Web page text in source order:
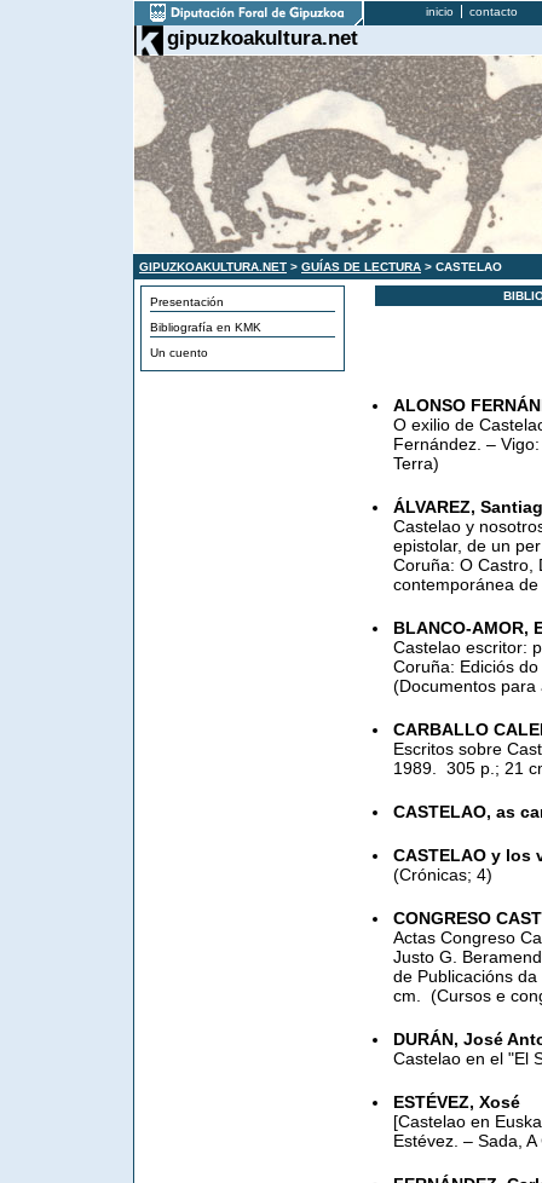
inicio contacto
gipuzkoakultura.net
GIPUZKOAKULTURA.NET > GUÍAS DE LECTURA > CASTELAO
Presentación
Bibliografía en KMK
Un cuento
ALONSO
O exilio de
Fernández. –
Terra)
ÁLVAREZ,
Castelao y
epistolar, de un
Coruña: O Castro,
contemporánea
BLANCO-AMOR,
Castelao escritor:
Coruña: Ediciós
(Documentos
CARBALLO
Escritos sobre
1989. ­ 305 p.; 21
CASTELAO, as
CASTELAO y los
(Crónicas; 4)
CONGRESO
Actas Congreso
Justo G.
de Publicacións
cm. ­ (Cursos e
DURÁN, José
Castelao en el "El
ESTÉVEZ, Xosé
[Castelao en
Estévez. – Sada,